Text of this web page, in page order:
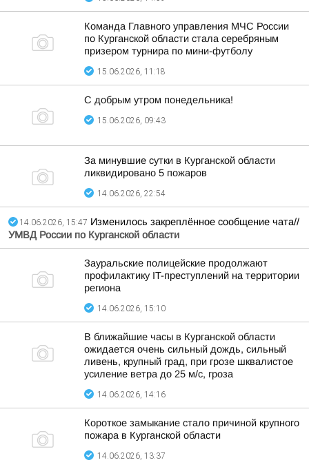
Команда Главного управления МЧС России
по Курганской области стала серебряным
призером турнира по мини-футболу
15.06.2026, 11:18
С добрым утром понедельника!
15.06.2026, 09:43
За минувшие сутки в Курганской области
ликвидировано 5 пожаров
14.06.2026, 22:54
14.06.2026, 15:47 Изменилось закреплённое сообщение чата//
УМВД России по Курганской области
Зауральские полицейские продолжают
профилактику IT-преступлений на территории
региона
14.06.2026, 15:10
В ближайшие часы в Курганской области
ожидается очень сильный дождь, сильный
ливень, крупный град, при грозе шквалистое
усиление ветра до 25 м/с, гроза
14.06.2026, 14:16
Короткое замыкание стало причиной крупного
пожара в Курганской области
14.06.2026, 13:37